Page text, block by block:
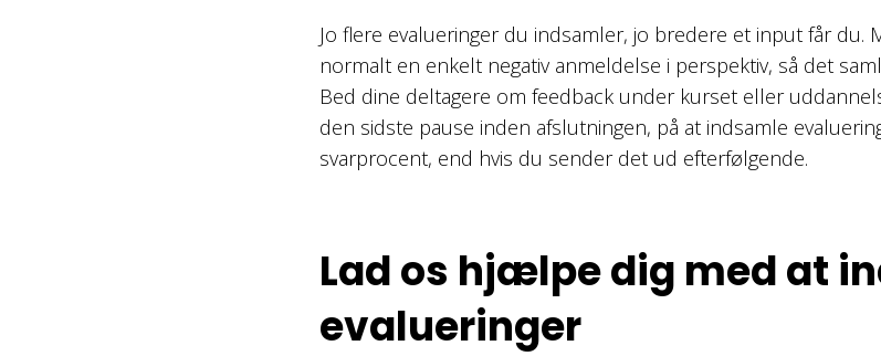
Jo flere evalueringer du indsamler, jo bredere et input får
normalt en enkelt negativ anmeldelse i perspektiv, så det
Bed dine deltagere om feedback under kurset eller
den sidste pause inden afslutningen, på at indsamle
svarprocent, end hvis du sender det ud efterfølgende.
Lad os hjælpe dig med at
evalueringer